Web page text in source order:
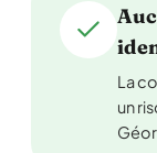
La
un